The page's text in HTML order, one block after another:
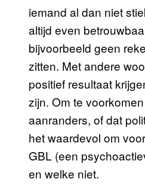
iemand al dan niet
altijd even
bijvoorbeeld geen
zitten. Met andere
positief resultaat
zijn. Om te
aanranders, of dat
het waardevol om
GBL (een
en welke niet.